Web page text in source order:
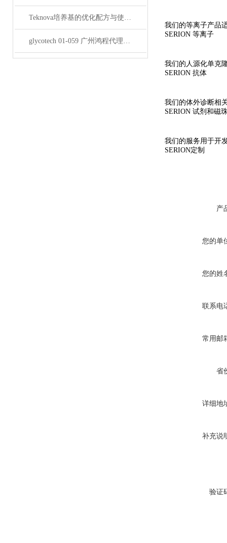
Teknova培养基的优化配方与使用技巧
glycotech 01-059 广州鸿程代理：开启糖生物学研究新征程
我们的等离子产品
SERION 等离子
我们的人源化单克
SERION 抗体
我们的体外诊断相
SERION 试剂和磁
我们的服务用于开
SERION定制
产
您的单
您的姓
联系电
常用邮
省
详细地
补充说
验证